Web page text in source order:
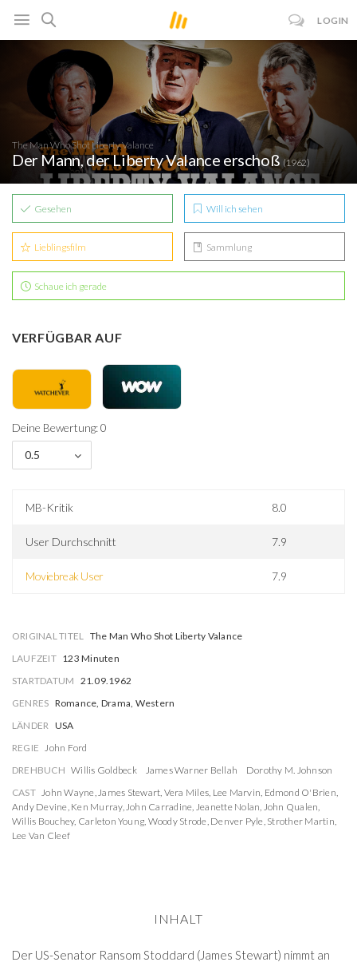
LOGIN
The Man Who Shot Liberty Valance
Der Mann, der Liberty Valance erschoß (1962)
Gesehen Will ich sehen
Lieblingsfilm Sammlung
Schaue ich gerade
VERFÜGBAR AUF
Deine Bewertung: 0
0.5
MB-Kritik 8.0
User Durchschnitt 7.9
Moviebreak User 7.9
ORIGINAL TITEL
The Man Who Shot Liberty Valance
LAUFZEIT 123 Minuten
STARTDATUM 21.09.1962
GENRES Romance, Drama, Western
LÄNDER USA
REGIE
John Ford
DREHBUCH Willis Goldbeck James Warner Bellah
Dorothy M. Johnson
CAST
John Wayne James Stewart Vera Miles Lee Marvin Edmond O'Brien
Andy Devine Ken Murray, John Carradine Jeanette Nolan John Qualen
Willis Bouchey, Carleton Young Woody Strode Denver Pyle Strother Martin
Lee Van Cleef
INHALT
Der US-Senator Ransom Stoddard (James Stewart) nimmt an